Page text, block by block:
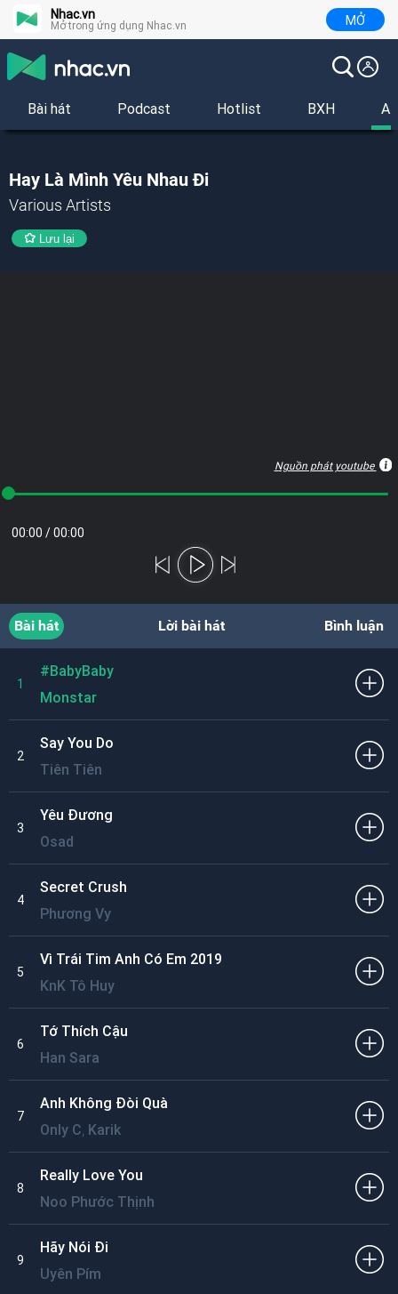
Nhac.vn
Mở trong ứng dụng Nhac.vn MỞ
Bài hát Podcast Hotlist BXH
Hay Là Mình Yêu Nhau Đi
Various Artists
Lưu lại
Nguồn phát youtube
00:00 /00:00
Bài hát Lời bài hát Bình luận
1
#BabyBaby
Monstar
2
Say You Do
Tiên Tiên
3
Yêu Đương
Osad
4
Secret Crush
Phương Vy
5
Vì Trái Tim Anh Có Em 2019
KnK Tô Huy
6
Tớ Thích Cậu
Han Sara
7
Anh Không Đòi Quà
Only C, Karik
8
Really Love You
Noo Phước Thịnh
9
Hãy Nói Đi
Uyên Pím